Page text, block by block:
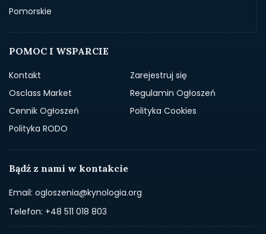
Pomorskie
POMOC I WSPARCIE
Kontakt
Zarejestruj się
Osclass Market
Regulamin Ogłoszeń
Cennik Ogłoszeń
Polityka Cookies
Polityka RODO
Bądź z nami w kontakcie
Email: ogloszenia@kynologia.org
Telefon: +48 511 018 803